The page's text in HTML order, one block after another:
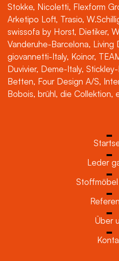
Stokke, Nicoletti, Flexform
Arketipo Loft, Trasio,
swissofa by Horst, Dietiker,
Vanderuhe-Barcelona, Living
giovannetti-Italy, Koinor,
Duvivier, Deme-Italy,
Betten, Four Design A/S,
Bobois, brühl, die Collektion,
Leder
Über